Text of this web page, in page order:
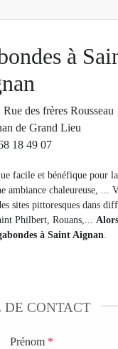
à
des frères Rousseau
de Grand Lieu
18 49 07
facile et bénéfique pour
ambiance chaleureuse, ...
sites pittoresques dans
Philbert, Rouans,... Alors
à Saint Aignan.
CONTACT
Prénom *